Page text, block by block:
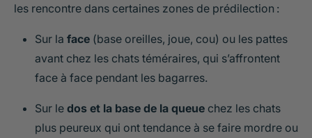
les rencontre dans certaines zones de prédilection :
Sur la face (base oreilles, joue, cou) ou les pattes
avant chez les chats téméraires, qui s’affrontent
face à face pendant les bagarres.
Sur le dos et la base de la queue chez les chats
plus peureux qui ont tendance à se faire mordre ou